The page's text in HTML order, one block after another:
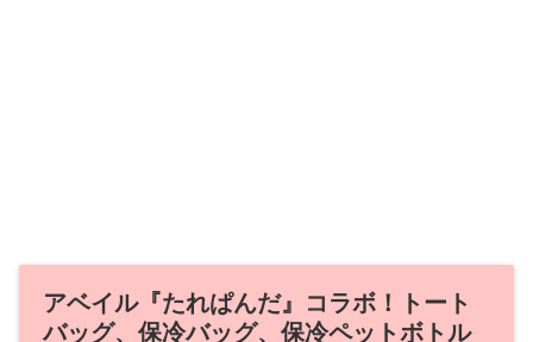
アベイル『たれぱんだ』コラボ！トート
バッグ、保冷バッグ、保冷ペットボトル